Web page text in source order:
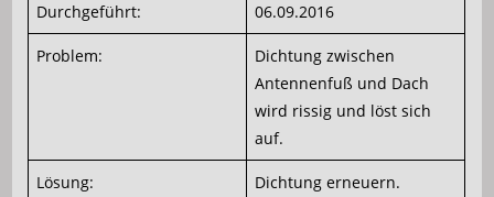
Durchgeführt: 06.09.2016
Problem:
Dichtung zwischen
Antennenfuß und Dach
wird rissig und löst sich
auf.
Lösung: Dichtung erneuern.